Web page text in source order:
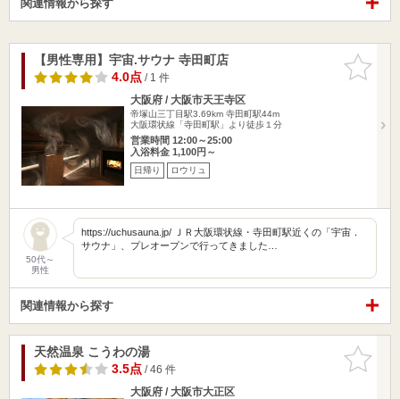
関連情報から探す
お気に入
りに追加
【男性専用】宇宙.サウナ 寺田町店
4.0点/ 1 件
大阪府 / 大阪市天王寺区
帝塚山三丁目駅3.69km 寺田町駅44m
大阪環状線「寺田町駅」より徒歩１分
営業時間 12:00～25:00
入浴料金 1,100円～
日帰り ロウリュ
50代～
男性
https://uchusauna.jp/ ＪＲ大阪環状線・寺田町駅近くの「宇宙．
サウナ」、プレオープンで行ってきました…
関連情報から探す
お気に入
りに追加
天然温泉 こうわの湯
3.5点/ 46 件
大阪府 / 大阪市大正区